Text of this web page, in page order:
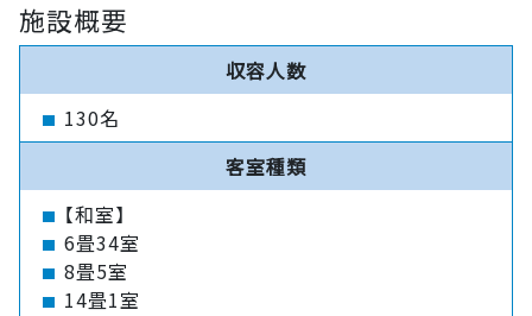
施設概要
収容人数
130名
客室種類
【和室】
6畳34室
8畳5室
14畳1室